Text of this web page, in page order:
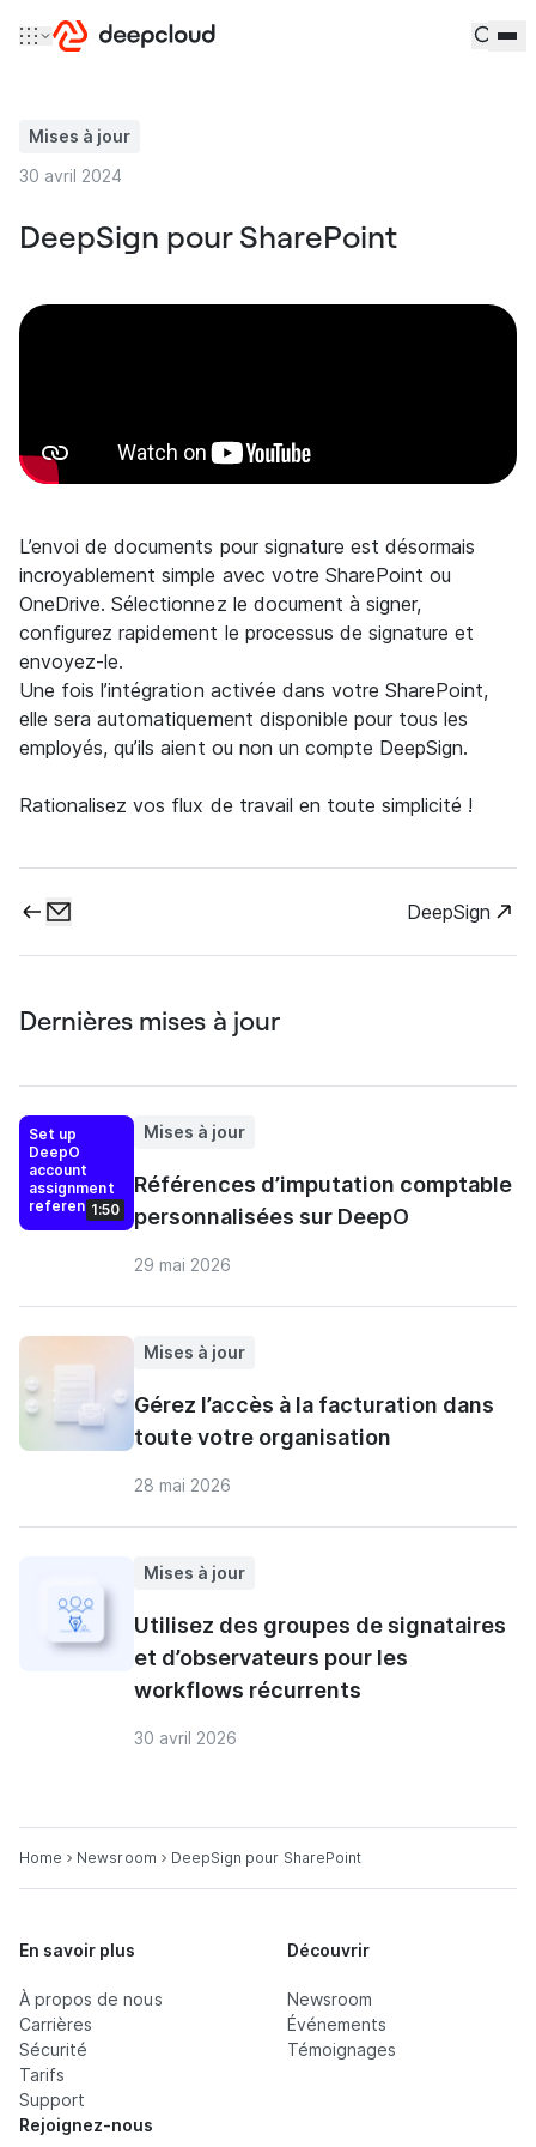
Mises à jour
30 avril 2024
DeepSign pour SharePoint
L’envoi de documents pour signature est désormais
incroyablement simple avec votre SharePoint ou
OneDrive. Sélectionnez le document à signer,
configurez rapidement le processus de signature et
envoyez-le.
Une fois l’intégration activée dans votre SharePoint,
elle sera automatiquement disponible pour tous les
employés, qu’ils aient ou non un compte DeepSign.
Rationalisez vos flux de travail en toute simplicité !
DeepSign
Dernières mises à jour
Set up
DeepO
account
assignment
references
1:50
Mises à jour
Références d’imputation comptable
personnalisées sur DeepO
29 mai 2026
Mises à jour
Gérez l’accès à la facturation dans
toute votre organisation
28 mai 2026
Mises à jour
Utilisez des groupes de signataires
et d’observateurs pour les
workflows récurrents
30 avril 2026
Home Newsroom DeepSign pour SharePoint
En savoir plus
À propos de nous
Carrières
Sécurité
Tarifs
Support
Découvrir
Newsroom
Événements
Témoignages
Rejoignez-nous